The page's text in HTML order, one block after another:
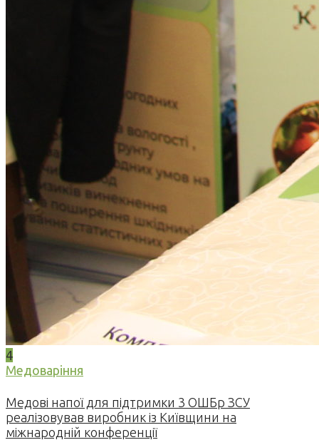
4
Медоваріння
Медові напої для підтримки 3 ОШБр ЗСУ
реалізовував виробник із Київщини на
міжнародній конференції